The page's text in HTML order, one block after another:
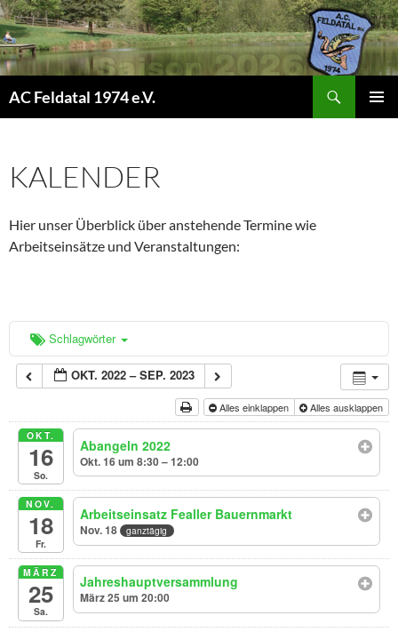
AC Feldatal 1974 e.V.
KALENDER
Hier unser Überblick über anstehende Termine wie
Arbeitseinsätze und Veranstaltungen:
Schlagwörter
OKT. 2022 – SEP. 2023
Alles einklappen Alles ausklappen
OKT.
16
So.
Abangeln 2022
Okt. 16 um 8:30 – 12:00
NOV.
18
Fr.
Arbeitseinsatz Fealler Bauernmarkt
Nov. 18 ganztägig
MÄRZ
25
Sa.
Jahreshauptversammlung
März 25 um 20:00